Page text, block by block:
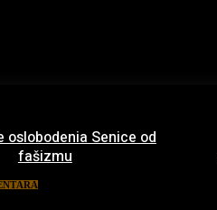
oslobodenia Senice od
fašizmu